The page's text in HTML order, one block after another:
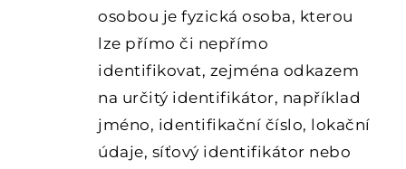
osobou je fyzická osoba, kterou
lze přímo či nepřímo
identifikovat, zejména odkazem
na určitý identifikátor, například
jméno, identifikační číslo, lokační
údaje, síťový identifikátor nebo